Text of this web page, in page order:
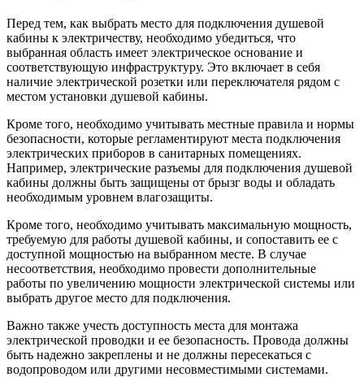
Перед тем, как выбрать место для подключения душевой
кабины к электричеству, необходимо убедиться, что
выбранная область имеет электрическое основание и
соответствующую инфраструктуру. Это включает в себя
наличие электрической розетки или переключателя рядом с
местом установки душевой кабины.
Кроме того, необходимо учитывать местные правила и нормы
безопасности, которые регламентируют места подключения
электрических приборов в санитарных помещениях.
Например, электрические разъемы для подключения душевой
кабины должны быть защищены от брызг воды и обладать
необходимым уровнем влагозащиты.
Кроме того, необходимо учитывать максимальную мощность,
требуемую для работы душевой кабины, и сопоставить ее с
доступной мощностью на выбранном месте. В случае
несоответствия, необходимо провести дополнительные
работы по увеличению мощности электрической системы или
выбрать другое место для подключения.
Важно также учесть доступность места для монтажа
электрической проводки и ее безопасность. Провода должны
быть надежно закреплены и не должны пересекаться с
водопроводом или другими несовместимыми системами.